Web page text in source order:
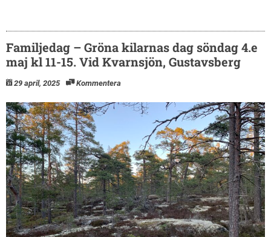
Familjedag – Gröna kilarnas dag söndag 4.e
maj kl 11-15. Vid Kvarnsjön, Gustavsberg
29 april, 2025 Kommentera